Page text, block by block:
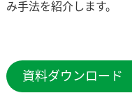
み手法を紹介します。
資料ダウンロード